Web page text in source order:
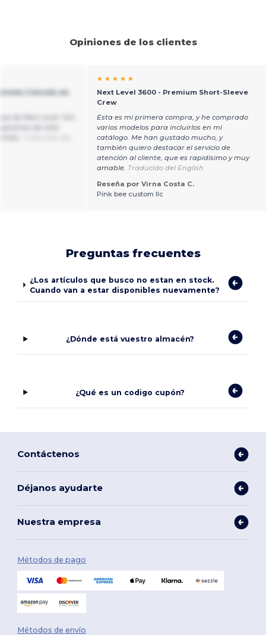
Opiniones de los clientes
Cómoda de
★ ★ ★ ★ ★
Next Level 3600 - Premium Short-Sleeve
Crew
Esta es mi primera compra, y he comprado
varios modelos para incluirlos en mi
catálogo. Me han gustado mucho, y
también quiero destacar el servicio de
atención al cliente, que es rapidísimo y muy
amable. Traducido del English
Reseña por Virna Costa C.
Pink bee custom llc
Preguntas frecuentes
¿Los artículos que busco no estan en stock.
Cuando van a estar disponibles nuevamente?
¿Dónde está vuestro almacén?
¿Qué es un codigo cupón?
Contáctenos
Déjanos ayudarte
Nuestra empresa
Métodos de pago
Métodos de envío